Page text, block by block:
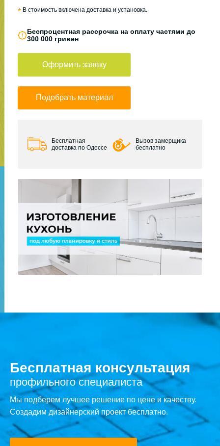
* В стоимость включена доставка и установка.
Беспроцентная рассрочка на оплату частями до
300 000 гривен
Оформить заявку
Подобрать материал
Бесплатная
доставка по Одессе
Вызов замерщика
бесплатно
Бесплатная консультация
профильного специалиста
Мы подберем лучшее решение по цене и качеству.
Создадим дизайнерский проект бесплатно.